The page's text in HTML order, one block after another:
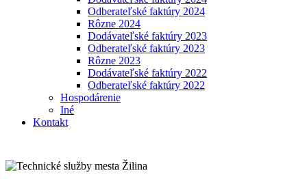
Odberateľské faktúry 2024
Rôzne 2024
Dodávateľské faktúry 2023
Odberateľské faktúry 2023
Rôzne 2023
Dodávateľské faktúry 2022
Odberateľské faktúry 2022
Hospodárenie
Iné
Kontakt